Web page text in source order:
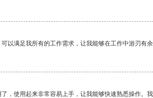
以满足我所有的工作需求，让我能够在工作中游刃有余
，使用起来非常容易上手，让我能够快速熟悉操作。